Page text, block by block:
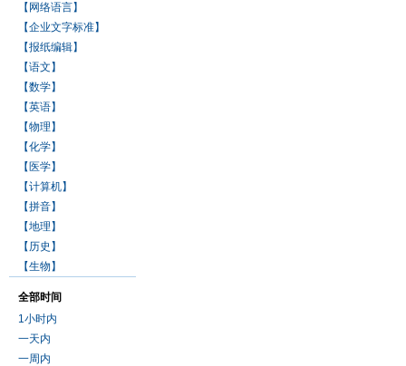
【网络语言】
【企业文字标准】
【报纸编辑】
【语文】
【数学】
【英语】
【物理】
【化学】
【医学】
【计算机】
【拼音】
【地理】
【历史】
【生物】
全部时间
1小时内
一天内
一周内